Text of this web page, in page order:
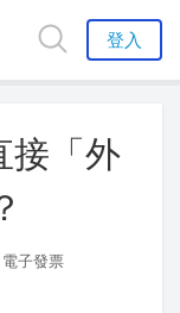
登入
接「外
電子發票